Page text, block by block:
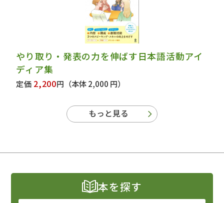
やり取り・発表の力を伸ばす日本語活動アイ
ディア集
定価 2,200円 （本体 2,000 円）
もっと見る
本を探す